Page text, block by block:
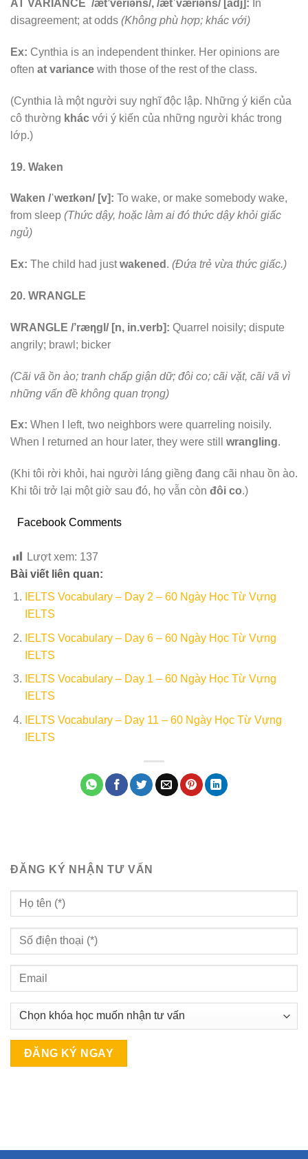
AT VARIANCE /æt’veriəns/, /ætˈværiəns/ [adj]: In
disagreement; at odds (Không phù hợp; khác với)
Ex: Cynthia is an independent thinker. Her opinions are
often at variance with those of the rest of the class.
(Cynthia là một người suy nghĩ độc lập. Những ý kiến của
cô thường khác với ý kiến của những người khác trong
lớp.)
19. Waken
Waken /ˈweɪkən/ [v]: To wake, or make somebody wake,
from sleep (Thức dậy, hoặc làm ai đó thức dậy khỏi giấc
ngủ)
Ex: The child had justwakened . (Đứa trẻ vừa thức giấc.)
20. WRANGLE
WRANGLE /’ræηgl/ [n, in.verb]: Quarrel noisily; dispute
angrily; brawl; bicker
(Cãi vã ồn ào; tranh chấp giận dữ; đôi co; cãi vặt, cãi vã vì
những vấn đề không quan trọng)
Ex: When I left, two neighbors were quarreling noisily.
When I returned an hour later, they were still wrangling.
(Khi tôi rời khỏi, hai người láng giềng đang cãi nhau ồn ào.
Khi tôi trở lại một giờ sau đó, họ vẫn còn đôi co.)
Facebook Comments
Lượt xem: 137
Bài viết liên quan:
IELTS Vocabulary – Day 2 – 60 Ngày Học Từ Vựng
IELTS
IELTS Vocabulary – Day 6 – 60 Ngày Học Từ Vựng
IELTS
IELTS Vocabulary – Day 1 – 60 Ngày Học Từ Vựng
IELTS
IELTS Vocabulary – Day 11 – 60 Ngày Học Từ Vựng
IELTS
ĐĂNG KÝ NHẬN TƯ VẤN
r